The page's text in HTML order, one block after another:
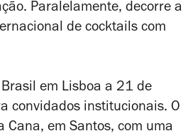
Paralelamente, decorre a
de cocktails com
em Lisboa a 21 de
convidados institucionais. O
em Santos, com uma